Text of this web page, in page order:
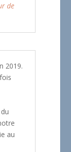
de
2019.
au